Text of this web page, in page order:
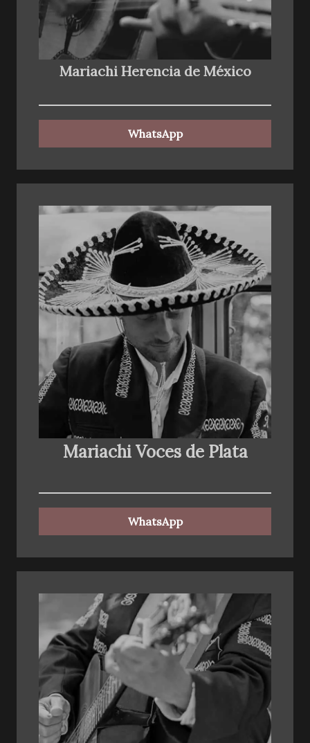
Mariachi Herencia de México
WhatsApp
Mariachi Voces de Plata
WhatsApp